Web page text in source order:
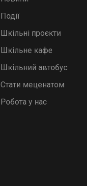
Події
Шкільні проєкти
Шкільне кафе
Шкільний автобус
Стати меценатом
Робота у нас